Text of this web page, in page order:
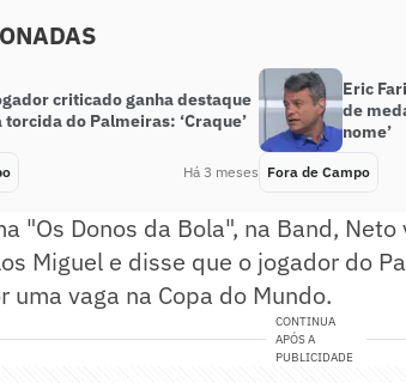
criticado ganha destaque
torcida do Palmeiras: ‘Craque’
Há 3 meses
Eric
de
nome’
Fora de Campo
"Os Donos da Bola", na Band,
Miguel e disse que o jogador do
uma vaga na Copa do Mundo.
CONTINUA
APÓS A
PUBLICIDADE